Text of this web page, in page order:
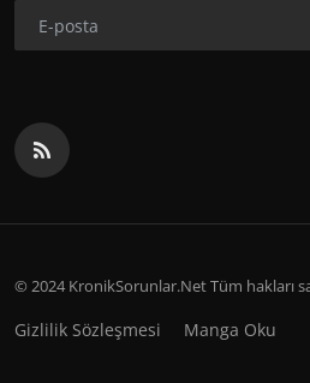
© 2024 KronikSorunlar.Net Tüm hakları
Gizlilik Sözleşmesi Manga Oku